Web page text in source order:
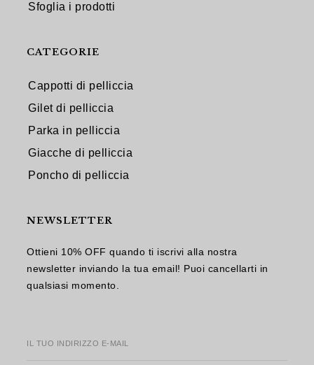
Sfoglia i prodotti
CATEGORIE
Cappotti di pelliccia
Gilet di pelliccia
Parka in pelliccia
Giacche di pelliccia
Poncho di pelliccia
NEWSLETTER
Ottieni 10% OFF quando ti iscrivi alla nostra
newsletter inviando la tua email! Puoi cancellarti in
qualsiasi momento.
IL TUO INDIRIZZO E-MAIL